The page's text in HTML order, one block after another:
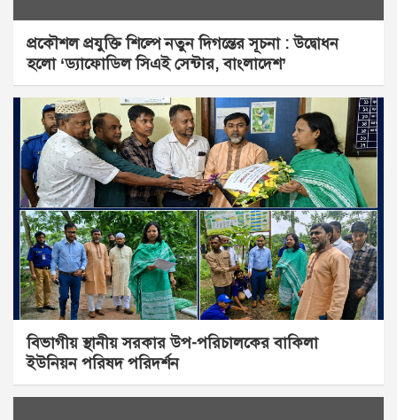
প্রকৌশল প্রযুক্তি শিল্পে নতুন দিগন্তের সূচনা : উদ্বোধন
হলো ‘ড্যাফোডিল সিএই সেন্টার, বাংলাদেশ’
বিভাগীয় স্থানীয় সরকার উপ-পরিচালকের বাকিলা
ইউনিয়ন পরিষদ পরিদর্শন